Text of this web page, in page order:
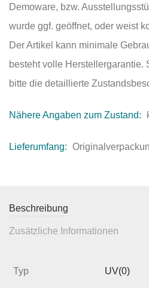
Demoware, bzw.
wurde ggf. geöffnet, oder weist
Der Artikel kann minimale
besteht volle Herstellergarantie.
bitte die detaillierte
Nähere Angaben zum Zustand:
Lieferumfang:
Beschreibung
Zusätzliche Informationen
Typ UV(0)